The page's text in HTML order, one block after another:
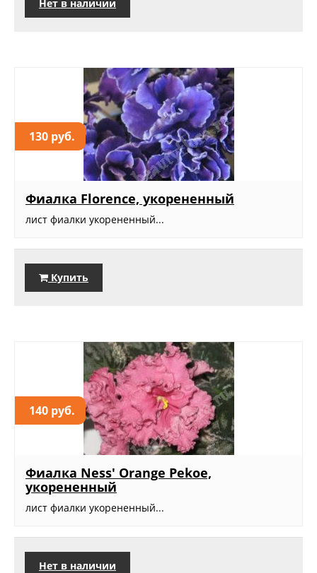
Нет в наличии
130 руб.
Фиалка Florence, укорененный
лист фиалки укорененный...
Купить
140 руб.
Фиалка Ness' Orange Pekoe,
укорененный
лист фиалки укорененный...
Нет в наличии